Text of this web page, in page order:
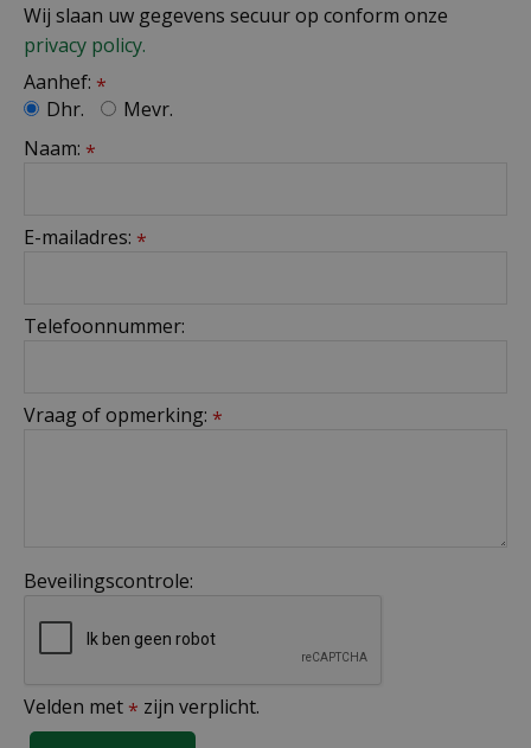
Wij slaan uw gegevens secuur op conform onze
privacy policy.
Aanhef: *
Dhr.
Mevr.
Naam: *
E-mailadres: *
Telefoonnummer:
Vraag of opmerking: *
Beveilingscontrole:
Velden met * zijn verplicht.